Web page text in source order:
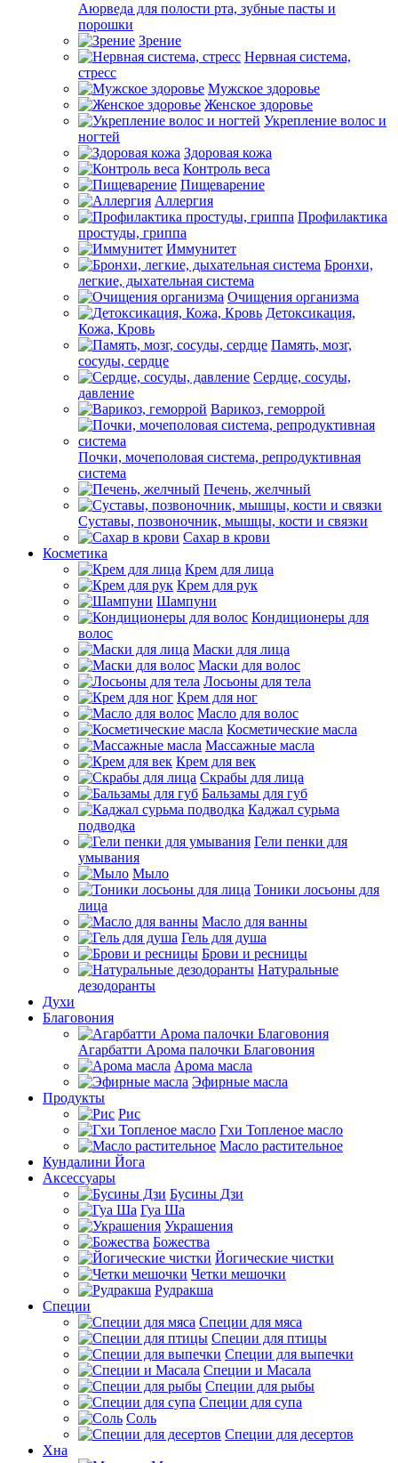
Аюрведа для полости рта, зубные пасты и
порошки
Зрение
Нервная система,
стресс
Мужское здоровье
Женское здоровье
Укрепление волос и
ногтей
Здоровая кожа
Контроль веса
Пищеварение
Аллергия
Профилактика
простуды, гриппа
Иммунитет
Бронхи,
легкие, дыхательная система
Очищения организма
Детоксикация,
Кожа, Кровь
Память, мозг,
сосуды, сердце
Сердце, сосуды,
давление
Варикоз, геморрой
Почки, мочеполовая система, репродуктивная
система
Печень, желчный
Суставы, позвоночник, мышцы, кости и связки
Сахар в крови
Косметика
Крем для лица
Крем для рук
Шампуни
Кондиционеры для
волос
Маски для лица
Маски для волос
Лосьоны для тела
Крем для ног
Масло для волос
Косметические масла
Массажные масла
Крем для век
Скрабы для лица
Бальзамы для губ
Каджал сурьма
подводка
Гели пенки для
умывания
Мыло
Тоники лосьоны для
лица
Масло для ванны
Гель для душа
Брови и ресницы
Натуральные
дезодоранты
Духи
Благовония
Агарбатти Арома палочки Благовония
Арома масла
Эфирные масла
Продукты
Рис
Гхи Топленое масло
Масло растительное
Кундалини Йога
Аксессуары
Бусины Дзи
Гуа Ша
Украшения
Божества
Йогические чистки
Четки мешочки
Рудракша
Специи
Специи для мяса
Специи для птицы
Специи для выпечки
Специи и Масала
Специи для рыбы
Специи для супа
Соль
Специи для десертов
Хна